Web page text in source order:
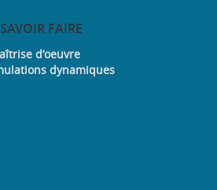
SAVOIRFAIRE
d’oeuvre
dynamiques